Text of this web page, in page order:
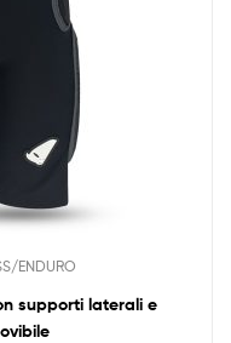
ENDURO
supporti laterali e